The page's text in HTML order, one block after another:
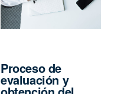
Proceso de
evaluación y